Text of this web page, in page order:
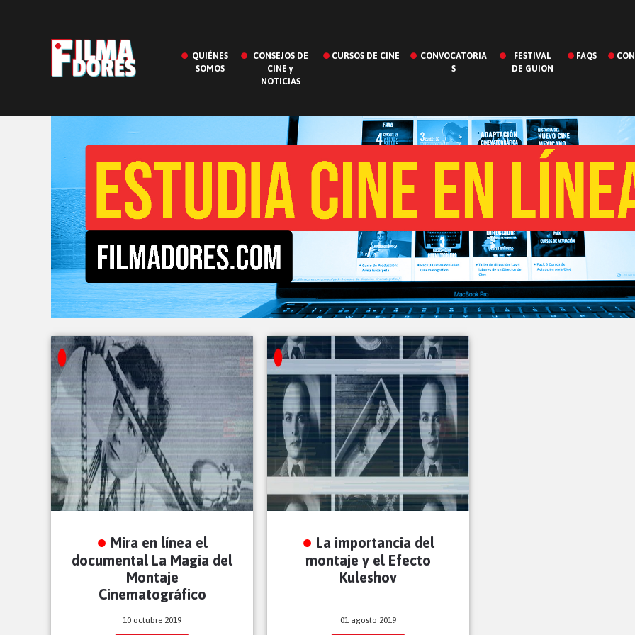
QUIÉNES
SOMOS
CONSEJOS DE
CINE y
NOTICIAS
CURSOS DE CINE
CONVOCATORIA
S
FESTIVAL
DE GUION
FAQS
Mira en línea el
documental La Magia del
Montaje
Cinematográfico
10 octubre 2019
La importancia del
montaje y el Efecto
Kuleshov
01 agosto 2019